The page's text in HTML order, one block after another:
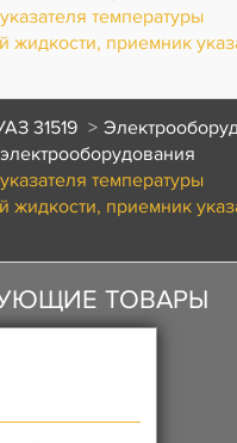
температуры
приемник
31519
температуры
приемник
ТОВАРЫ